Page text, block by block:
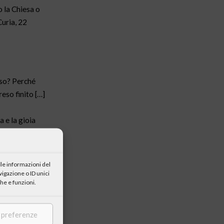
informazioni del
o ID unici
e funzioni.
la Chiesa o
22
Perché
finito […]
e la gioia
la Cristo,
In
mondo: